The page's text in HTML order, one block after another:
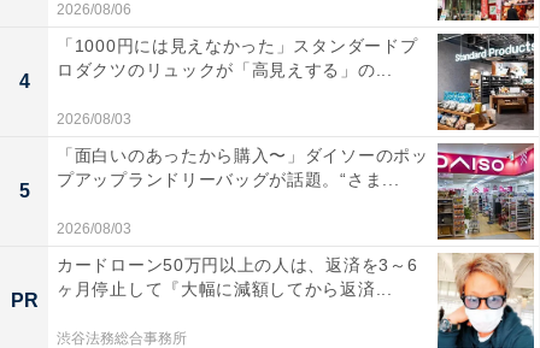
然木造りにこだわった3つの湯処で温泉三昧を楽しめる
ほか、涼しい大自然の中で心身ともに健康を目指す「温
泉習慣」を体感できるのが大きな魅力です。
楽天トラベルでホテルを見る
2026/08/06
4
「1000円には見えなかった」スタンダードプ
ロダクツのリュックが「高見えする」の...
2026/08/03
5
「面白いのあったから購入〜」ダイソーのポッ
プアップランドリーバッグが話題。“さま...
2026/08/03
PR
カードローン50万円以上の人は、返済を3～6
ヶ月停止して『大幅に減額してから返済...
渋谷法務総合事務所